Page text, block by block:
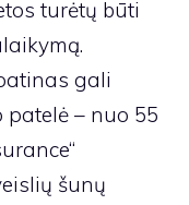
turėtų būti
gali
patelė – nuo ​​55
šunų